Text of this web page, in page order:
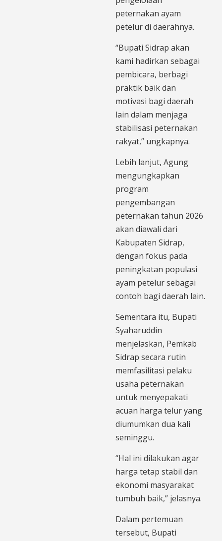
peternakan ayam
petelur di daerahnya.
“Bupati Sidrap akan
kami hadirkan sebagai
pembicara, berbagi
praktik baik dan
motivasi bagi daerah
lain dalam menjaga
stabilisasi peternakan
rakyat,” ungkapnya.
Lebih lanjut, Agung
mengungkapkan
program
pengembangan
peternakan tahun 2026
akan diawali dari
Kabupaten Sidrap,
dengan fokus pada
peningkatan populasi
ayam petelur sebagai
contoh bagi daerah lain.
Sementara itu, Bupati
Syaharuddin
menjelaskan, Pemkab
Sidrap secara rutin
memfasilitasi pelaku
usaha peternakan
untuk menyepakati
acuan harga telur yang
diumumkan dua kali
seminggu.
“Hal ini dilakukan agar
harga tetap stabil dan
ekonomi masyarakat
tumbuh baik,” jelasnya.
Dalam pertemuan
tersebut, Bupati